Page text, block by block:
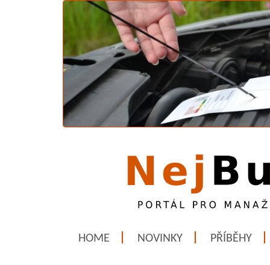
HOME NOVINKY PŘÍBĚHY